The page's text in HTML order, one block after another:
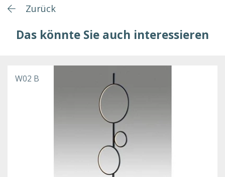
Zurück
Das könnte Sie auch interessieren
W02 B